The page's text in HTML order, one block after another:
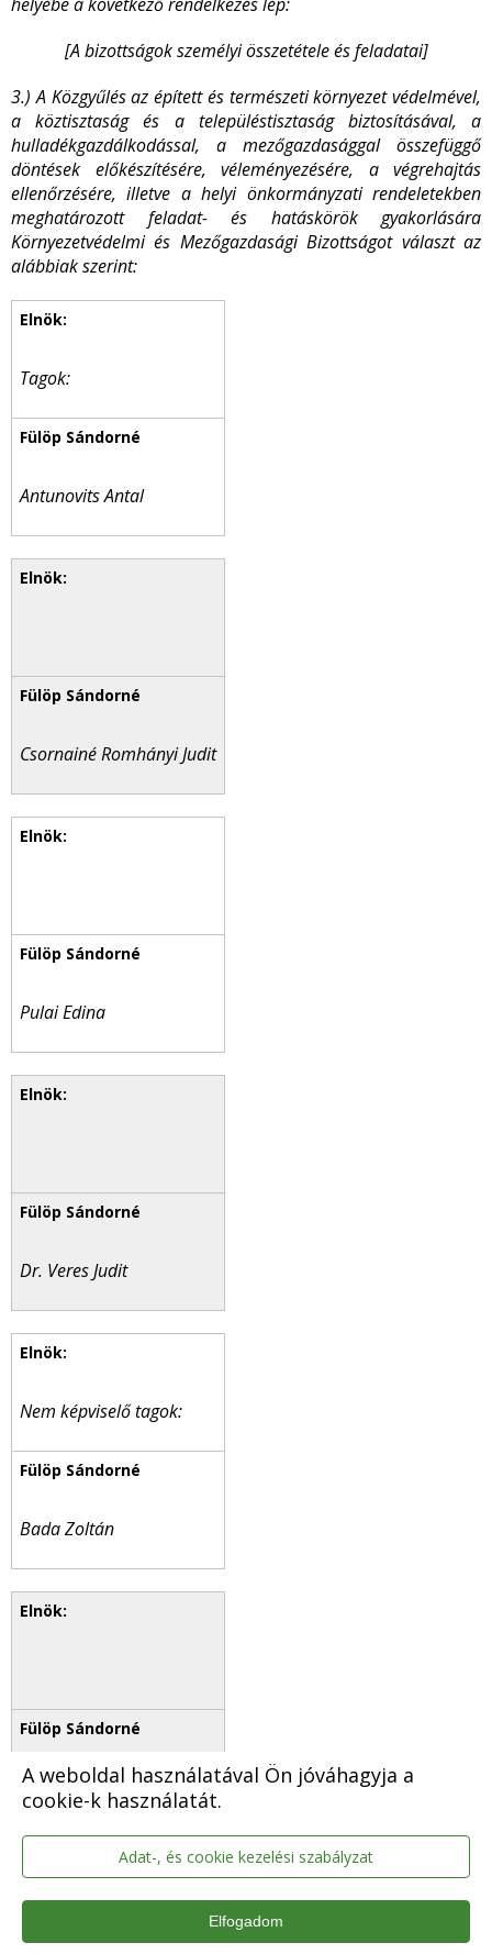
A weboldal használatával Ön jóváhagyja a
cookie-k használatát.
Adat-, és cookie kezelési szabályzat
Elfogadom
[A bizottságok személyi összetétele és feladatai]
3.) A Közgyűlés az épített és természeti környezet védelmével,
a köztisztaság és a településtisztaság biztosításával, a
hulladékgazdálkodással, a mezőgazdasággal összefüggő
döntések előkészítésére, véleményezésére, a végrehajtás
ellenőrzésére, illetve a helyi önkormányzati rendeletekben
meghatározott feladat- és hatáskörök gyakorlására
Környezetvédelmi és Mezőgazdasági Bizottságot választ az
alábbiak szerint:
Tagok:
Antunovits Antal
Csornainé Romhányi Judit
Pulai Edina
Dr. Veres Judit
Nem képviselő tagok:
Bada Zoltán
Takács Éva